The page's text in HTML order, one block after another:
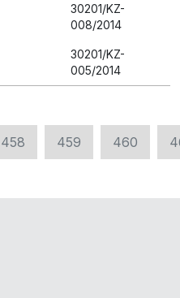
30201/KZ-
008/2014
30201/KZ-
005/2014
458 459 460